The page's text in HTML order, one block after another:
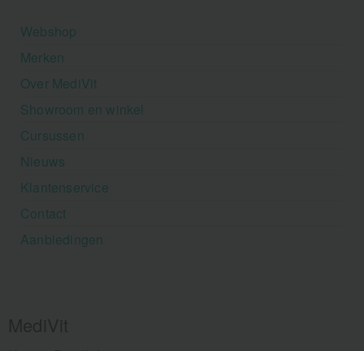
Webshop
Merken
Over MediVit
Showroom en winkel
Cursussen
Nieuws
Klantenservice
Contact
Aanbiedingen